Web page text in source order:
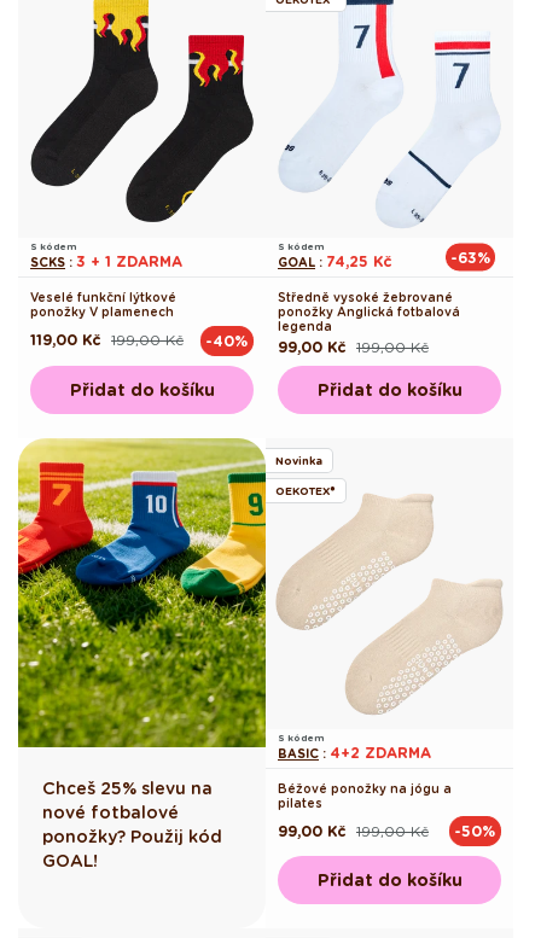
S kódem
SCKS : 3 + 1 ZDARMA
Veselé funkční lýtkové
ponožky V plamenech
Běžná
199,00 Kč
Výprodejová
119,00 Kč -40%
Přidat do košíku
S kódem
GOAL : 74,25 Kč -63%
Středně vysoké žebrované
ponožky Anglická fotbalová
legenda
Běžná
cena
199,00 Kč
Výprodejová
cena
99,00 Kč
Přidat do košíku
Chceš 25% slevu na
nové fotbalové
ponožky? Použij kód
GOAL!
Novinka
OEKOTEX®
S kódem
BASIC : 4+2 ZDARMA
Béžové ponožky na jógu a
pilates
Běžná
199,00 Kč
Výprodejová
99,00 Kč -50%
Přidat do košíku